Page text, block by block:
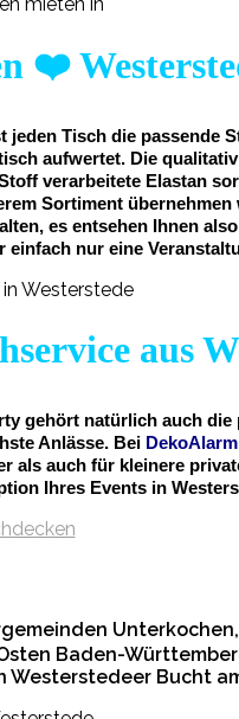
❤️
Tisch die passende
aufwertet. Die
verarbeitete Elastan
Sortiment
es entsehen Ihnen
einfach nur eine
aus
gehört natürlich auch
Anlässe. Bei DekoAlarm
auch für kleinere
Ihres Events in
Baden-
Bucht